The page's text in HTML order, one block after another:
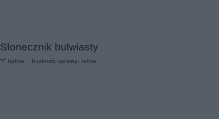
Słonecznik bulwiasty
bylina Trudność uprawy: łatwa